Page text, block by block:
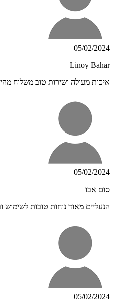
05/02/2024
Linoy Bahar
איכות מעולה ושירות טוב משלוח
05/02/2024
סום אבו
הנעליים מאוד נוחות טובות לשימוש
05/02/2024